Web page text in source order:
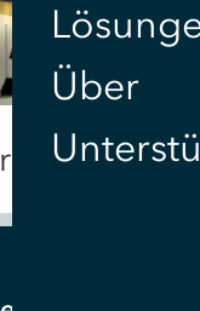
Über